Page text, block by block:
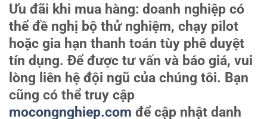
Ưu đãi khi mua hàng: doanh nghiệp có
thể đề nghị bộ thử nghiệm, chạy pilot
hoặc gia hạn thanh toán tùy phê duyệt
tín dụng. Để được tư vấn và báo giá, vui
lòng liên hệ đội ngũ của chúng tôi. Bạn
cũng có thể truy cập
mocongnghiep.com để cập nhật danh